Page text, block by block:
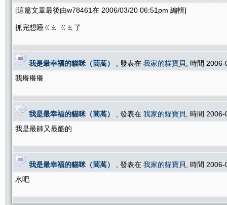
[這篇文章最後由w78461在 2006/03/20 06:51pm 編輯]
抓完想睡ㄍㄠ ㄍㄠ了
我是最幸福的貓咪（茼萵） , 發表在 我家的貓寶貝
, 時間
我癢癢癢
我是最幸福的貓咪（茼萵） , 發表在 我家的貓寶貝
, 時間
我是最帥又最酷的
我是最幸福的貓咪（茼萵） , 發表在 我家的貓寶貝
, 時間
水吧